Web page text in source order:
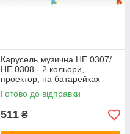
Карусель музична НЕ 0307/
НЕ 0308 - 2 кольори,
проектор, на батарейках
Готово до відправки
511 ₴